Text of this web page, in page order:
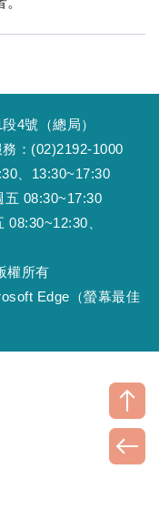
4號（總局）
：(02)2192-1000
、13:30~17:30
五 08:30~17:30
、
權所有
Edge（螢幕最佳